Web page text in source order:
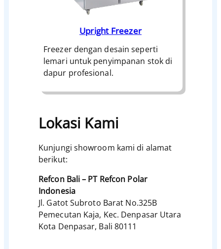
Upright Freezer
Freezer dengan desain seperti
lemari untuk penyimpanan stok di
dapur profesional.
Lokasi Kami
Kunjungi showroom kami di alamat
berikut:
Refcon Bali – PT Refcon Polar
Indonesia
Jl. Gatot Subroto Barat No.325B
Pemecutan Kaja, Kec. Denpasar Utara
Kota Denpasar, Bali 80111